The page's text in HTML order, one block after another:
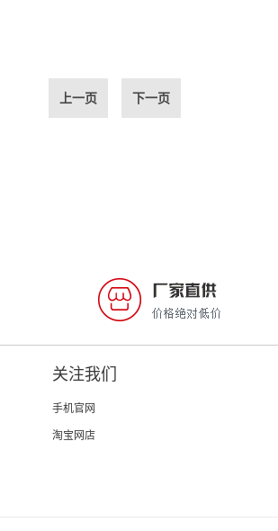
上一页 下一页
关注我们
手机官网
淘宝网店